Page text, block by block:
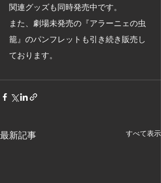
関連グッズも同時発売中です。
また、劇場未発売の『アラーニェの虫
籠』のパンフレットも引き続き販売し
ております。
最新記事 すべて表示